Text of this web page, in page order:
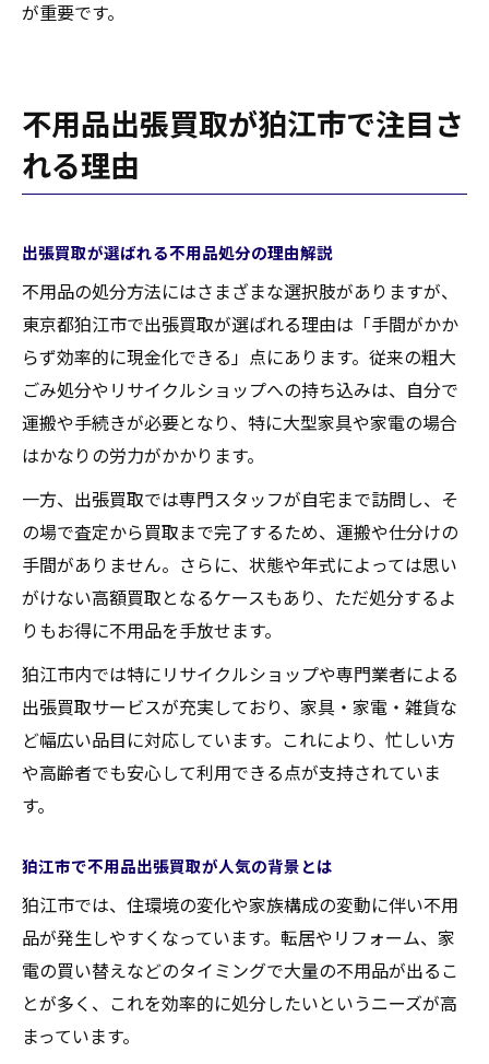
が重要です。
不用品出張買取が狛江市で注目さ
れる理由
出張買取が選ばれる不用品処分の理由解説
不用品の処分方法にはさまざまな選択肢がありますが、
東京都狛江市で出張買取が選ばれる理由は「手間がかか
らず効率的に現金化できる」点にあります。従来の粗大
ごみ処分やリサイクルショップへの持ち込みは、自分で
運搬や手続きが必要となり、特に大型家具や家電の場合
はかなりの労力がかかります。
一方、出張買取では専門スタッフが自宅まで訪問し、そ
の場で査定から買取まで完了するため、運搬や仕分けの
手間がありません。さらに、状態や年式によっては思い
がけない高額買取となるケースもあり、ただ処分するよ
りもお得に不用品を手放せます。
狛江市内では特にリサイクルショップや専門業者による
出張買取サービスが充実しており、家具・家電・雑貨な
ど幅広い品目に対応しています。これにより、忙しい方
や高齢者でも安心して利用できる点が支持されていま
す。
狛江市で不用品出張買取が人気の背景とは
狛江市では、住環境の変化や家族構成の変動に伴い不用
品が発生しやすくなっています。転居やリフォーム、家
電の買い替えなどのタイミングで大量の不用品が出るこ
とが多く、これを効率的に処分したいというニーズが高
まっています。